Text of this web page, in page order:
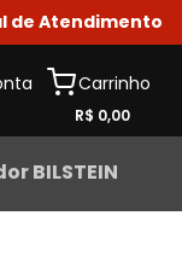
de Atendimento
R$ 0,00
BILSTEIN